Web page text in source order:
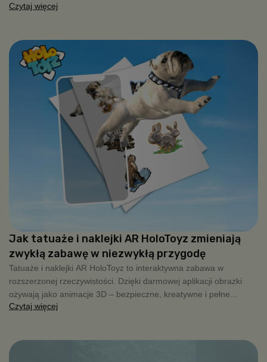
wycieczki czy chłodniejsze dni warto wybrać modele termiczne ze
Czytaj więcej
Jak tatuaże i naklejki AR HoloToyz zmieniają
zwykłą zabawę w niezwykłą przygodę
Tatuaże i naklejki AR HoloToyz to interaktywna zabawa w
rozszerzonej rzeczywistości. Dzięki darmowej aplikacji obrazki
ożywają jako animacje 3D – bezpieczne, kreatywne i pełne
radości dla dzieci.
Czytaj więcej